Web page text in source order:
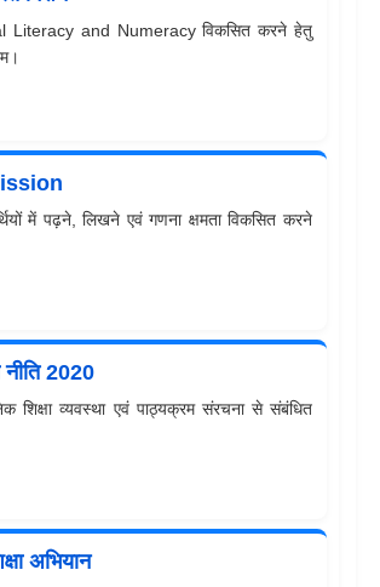
Literacy and Numeracy विकसित करने हेतु
में पढ़ने, लिखने एवं गणना क्षमता विकसित करने
नीति 2020
शिक्षा व्यवस्था एवं पाठ्यक्रम संरचना से संबंधित
अभियान